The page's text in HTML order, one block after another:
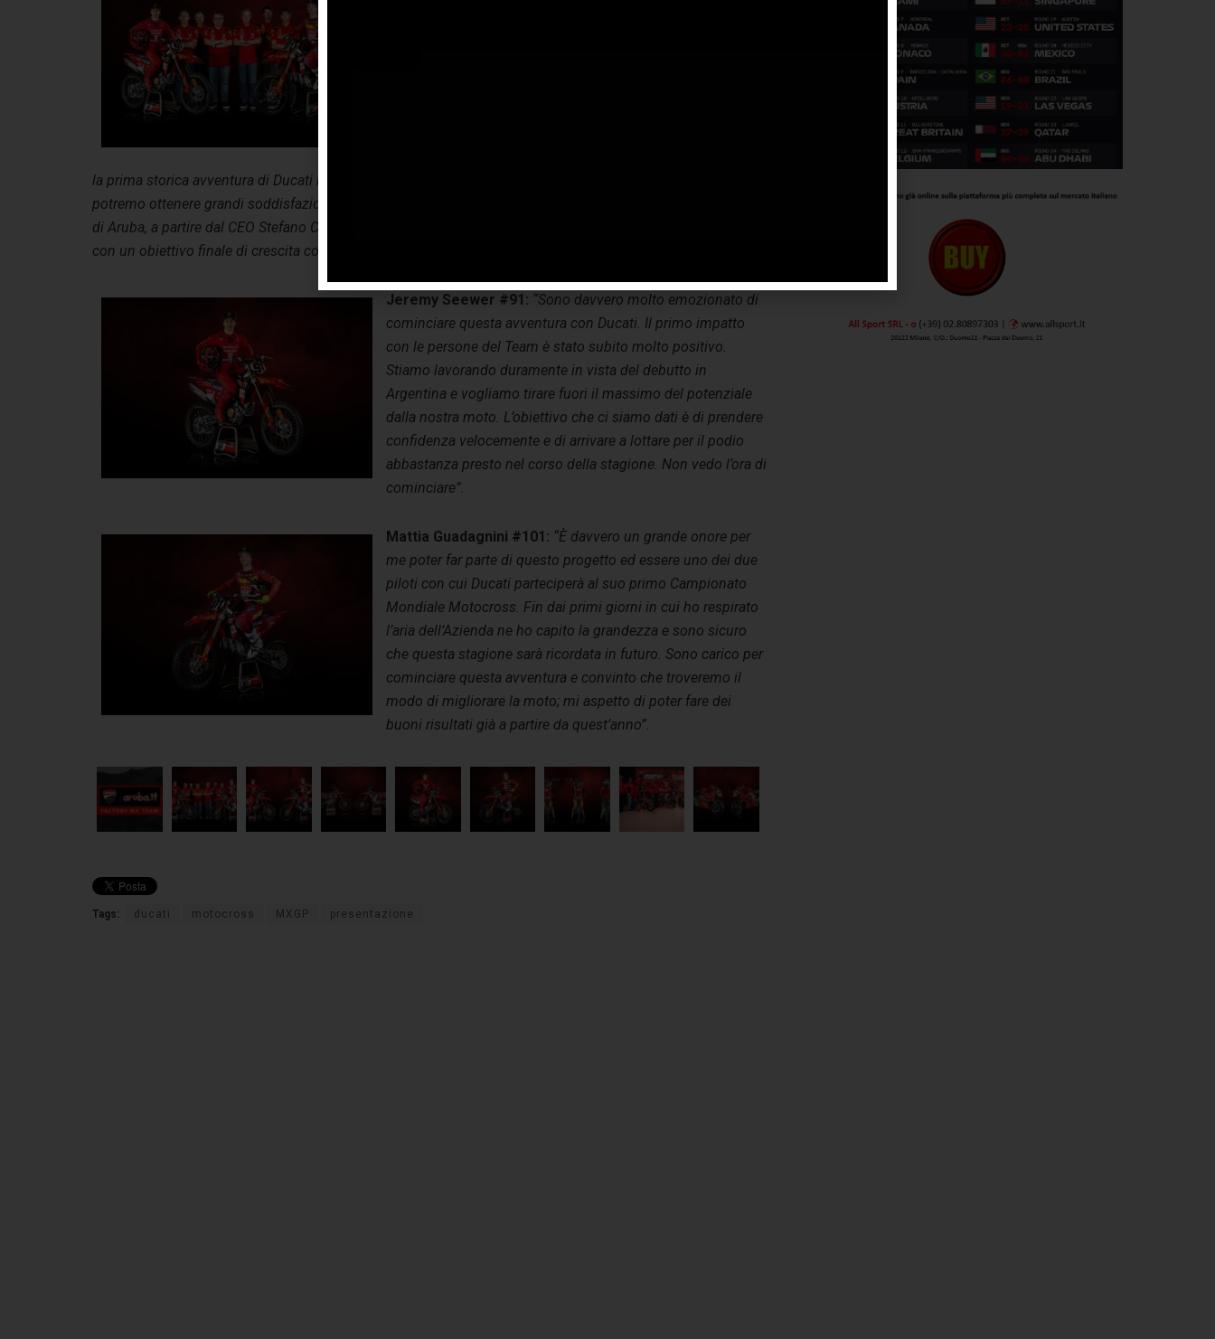
la prima storica avventura di Ducati nel Mondiale MXGP. Siamo certi che da tutte e tre queste esperienze
potremo ottenere grandi soddisfazioni, puntando su un metodo di lavoro ormai consolidato con le persone
di Aruba, a partire dal CEO Stefano Cecconi, che mette al centro la tecnologia, lo sviluppo e l’innovazione
con un obiettivo finale di crescita continua”.
Jeremy Seewer #91: “Sono davvero molto emozionato di
cominciare questa avventura con Ducati. Il primo impatto
con le persone del Team è stato subito molto positivo.
Stiamo lavorando duramente in vista del debutto in
Argentina e vogliamo tirare fuori il massimo del potenziale
dalla nostra moto. L’obiettivo che ci siamo dati è di prendere
confidenza velocemente e di arrivare a lottare per il podio
abbastanza presto nel corso della stagione. Non vedo l’ora di
cominciare”.
Mattia Guadagnini #101: “È davvero un grande onore per
me poter far parte di questo progetto ed essere uno dei due
piloti con cui Ducati parteciperà al suo primo Campionato
Mondiale Motocross. Fin dai primi giorni in cui ho respirato
l’aria dell’Azienda ne ho capito la grandezza e sono sicuro
che questa stagione sarà ricordata in futuro. Sono carico per
cominciare questa avventura e convinto che troveremo il
modo di migliorare la moto; mi aspetto di poter fare dei
buoni risultati già a partire da quest’anno”.
Tags: ducati motocross MXGP presentazione